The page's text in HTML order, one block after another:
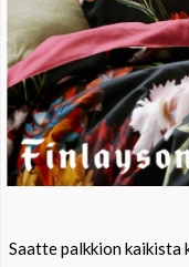
Saatte palkkion